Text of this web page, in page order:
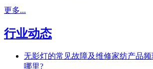
更多...
行业动态
无影灯的常见故障及维修家纺产品
哪里?